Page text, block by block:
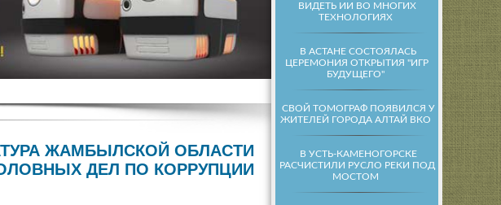
ВИДЕТЬ ИИ ВО МНОГИХ
ТЕХНОЛОГИЯХ
В АСТАНЕ СОСТОЯЛАСЬ
ЦЕРЕМОНИЯ ОТКРЫТИЯ "ИГР
БУДУЩЕГО"
СВОЙ ТОМОГРАФ ПОЯВИЛСЯ У
ЖИТЕЛЕЙ ГОРОДА АЛТАЙ ВКО
В УСТЬ-КАМЕНОГОРСКЕ
РАСЧИСТИЛИ РУСЛО РЕКИ ПОД
МОСТОМ
ЖАМБЫЛСКОЙ ОБЛАСТИ
ДЕЛ ПО КОРРУПЦИИ